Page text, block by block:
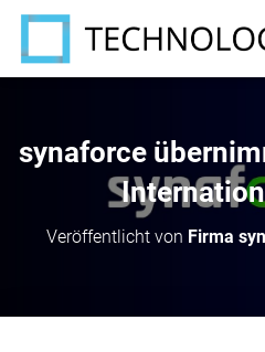
synaforce
Veröffentlicht von Firma